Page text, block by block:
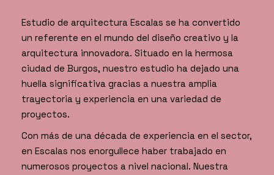
Estudio de arquitectura Escalas se ha convertido
un referente en el mundo del diseño creativo y la
arquitectura innovadora. Situado en la hermosa
ciudad de Burgos, nuestro estudio ha dejado una
huella significativa gracias a nuestra amplia
trayectoria y experiencia en una variedad de
proyectos.
Con más de una década de experiencia en el sector,
en Escalas nos enorgullece haber trabajado en
numerosos proyectos a nivel nacional. Nuestra